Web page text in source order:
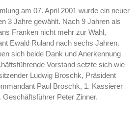
am 07. April 2001 wurde ein neuer
3 Jahre gewählt. Nach 9 Jahren als
Franken nicht mehr zur Wahl,
Ewald Ruland nach sechs Jahren.
sich beide Dank und Anerkennung
Vorstand setzte sich wie
Ludwig Broschk, Präsident
Paul Broschk, 1. Kassierer
Peter Zinner.